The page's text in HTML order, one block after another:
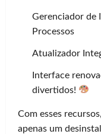
Gerenciador de
Processos
Atualizador
Interface
divertidos!
Com esses
apenas um